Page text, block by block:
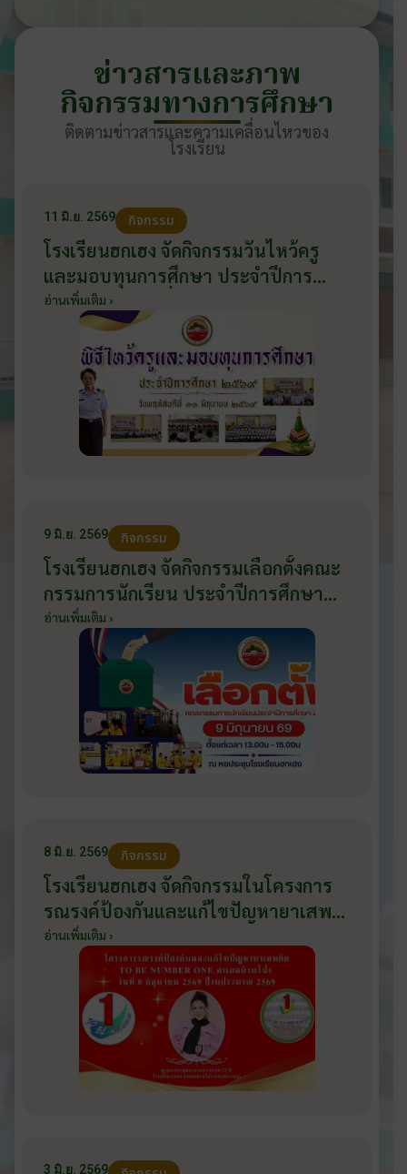
ข่าวสารและภาพ
กิจกรรมทางการศึกษา
ติดตามข่าวสารและความเคลื่อนไหวของ
โรงเรียน
11 มิ.ย. 2569 กิจกรรม
โรงเรียนฮกเฮง จัดกิจกรรมวันไหว้ครู
และมอบทุนการศึกษา ประจำปีการ
ศึกษา 2569 วันที่ 11 มิถุนายน 2569
อ่านเพิ่มเติม ›
9 มิ.ย. 2569 กิจกรรม
โรงเรียนฮกเฮง จัดกิจกรรมเลือกตั้งคณะ
กรรมการนักเรียน ประจำปีการศึกษา
2569 ส่งเสริมประชาธิปไตยในโรงเรียน
วันที่ 9 มิถุนายน 2569
อ่านเพิ่มเติม ›
8 มิ.ย. 2569 กิจกรรม
โรงเรียนฮกเฮง จัดกิจกรรมในโครงการ
รณรงค์ป้องกันและแก้ไขปัญหายาเสพ
ติด TO BE NUMBER ONE อำเภอ
บ้านโป่ง ปีงบประมาณ 2569 ให้กับ
นักเรียนแกนนำ ในวันที่ 8 มิถุนายน
2569
อ่านเพิ่มเติม ›
3 มิ.ย. 2569